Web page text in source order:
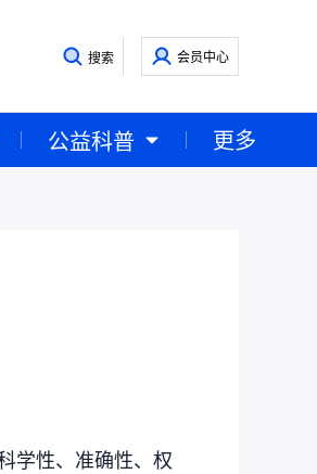
搜索 会员中心
公益科普 更多
学性、准确性、权